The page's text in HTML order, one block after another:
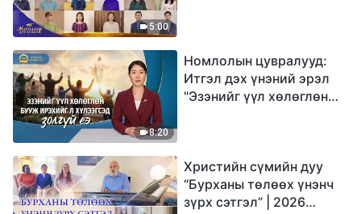
5:00
8:20
Номлолын цувралууд:
Итгэл дэх үнэний эрэл
"Эзэнийг үүл хөлөглөн
Христийн сүмийн дуу
“Бурханы төлөөх үнэнч
зүрх сэтгэл” | 2026